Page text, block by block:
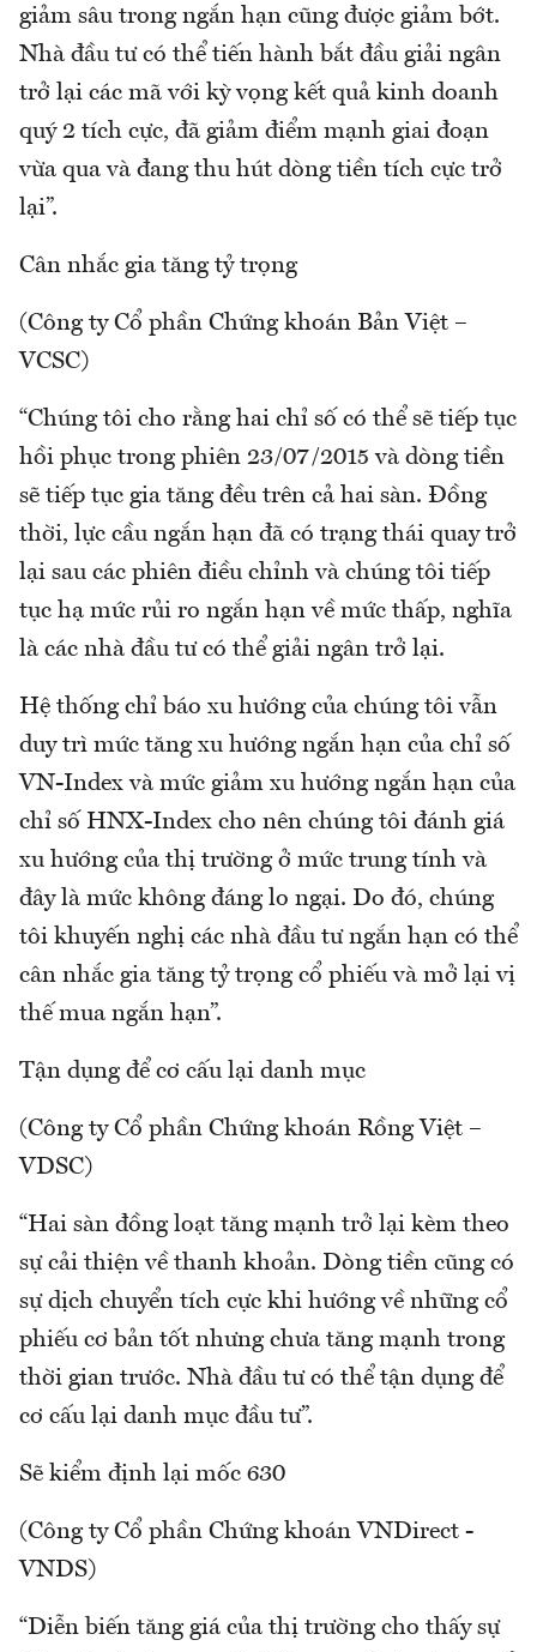
giảm sâu trong ngắn hạn cũng được giảm bớt.
Nhà đầu tư có thể tiến hành bắt đầu giải ngân
trở lại các mã với kỳ vọng kết quả kinh doanh
quý 2 tích cực, đã giảm điểm mạnh giai đoạn
vừa qua và đang thu hút dòng tiền tích cực trở
lại”.
Cân nhắc gia tăng tỷ trọng
(Công ty Cổ phần Chứng khoán Bản Việt –
VCSC)
“Chúng tôi cho rằng hai chỉ số có thể sẽ tiếp tục
hồi phục trong phiên 23/07/2015 và dòng tiền
sẽ tiếp tục gia tăng đều trên cả hai sàn. Đồng
thời, lực cầu ngắn hạn đã có trạng thái quay trở
lại sau các phiên điều chỉnh và chúng tôi tiếp
tục hạ mức rủi ro ngắn hạn về mức thấp, nghĩa
là các nhà đầu tư có thể giải ngân trở lại.
Hệ thống chỉ báo xu hướng của chúng tôi vẫn
duy trì mức tăng xu hướng ngắn hạn của chỉ số
VN-Index và mức giảm xu hướng ngắn hạn của
chỉ số HNX-Index cho nên chúng tôi đánh giá
xu hướng của thị trường ở mức trung tính và
đây là mức không đáng lo ngại. Do đó, chúng
tôi khuyến nghị các nhà đầu tư ngắn hạn có thể
cân nhắc gia tăng tỷ trọng cổ phiếu và mở lại vị
thế mua ngắn hạn”.
Tận dụng để cơ cấu lại danh mục
(Công ty Cổ phần Chứng khoán Rồng Việt –
VDSC)
“Hai sàn đồng loạt tăng mạnh trở lại kèm theo
sự cải thiện về thanh khoản. Dòng tiền cũng có
sự dịch chuyển tích cực khi hướng về những cổ
phiếu cơ bản tốt nhưng chưa tăng mạnh trong
thời gian trước. Nhà đầu tư có thể tận dụng để
cơ cấu lại danh mục đầu tư”.
Sẽ kiểm định lại mốc 630
(Công ty Cổ phần Chứng khoán VNDirect -
VNDS)
“Diễn biến tăng giá của thị trường cho thấy sự